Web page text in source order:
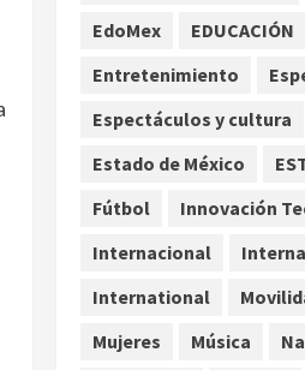
cocaína
agosto
4
Estados
agosto
dólares
de
EdoMex
EDUCACIÓN
Entretenimiento
Espectáculos y cultura
Estado de México
Fútbol
Innovación
Internacional
International
Mujeres
Música